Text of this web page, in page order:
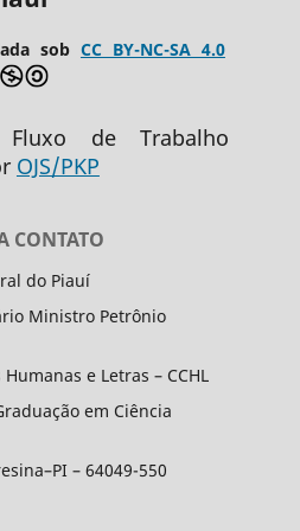
sob CC BY-NC-SA 4.0
de Trabalho
OJS/PKP
CONTATO
do Piauí
Ministro Petrônio
e Letras – CCHL
em Ciência
– 64049-550